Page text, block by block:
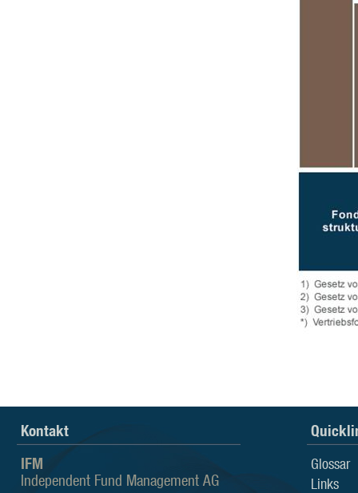
Kontakt
IFM
Independent Fund Management AG
Glossar
Links